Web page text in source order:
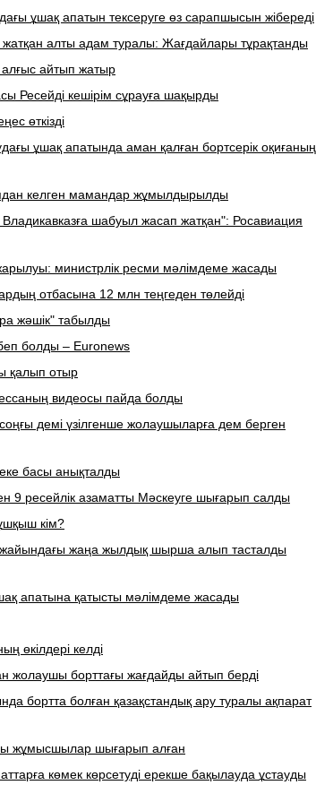
ұшақ апатын тексеруге өз сарапшысын жібереді
алты адам туралы: Жағдайлары тұрақтанды
айтып жатыр
Ресейді кешірім сұрауға шақырды
өткізді
ұшақ апатында аман қалған бортсерік оқиғаның
келген мамандар жұмылдырылды
шабуыл жасап жатқан": Росавиация
министрлік ресми мәлімдеме жасады
отбасына 12 млн теңгеден төлейді
жәшік" табылды
болды – Euronews
қалып отыр
видеосы пайда болды
демі үзілгенше жолаушыларға дем берген
басы анықталды
9 ресейлік азаматты Мәскеуге шығарып салды
кім?
жаңа жылдық шырша алып тасталды
апатына қатысты мәлімдеме жасады
өкілдері келді
борттағы жағдайды айтып берді
бортта болған қазақстандық ару туралы ақпарат
жұмысшылар шығарып алған
көмек көрсетуді ерекше бақылауда ұстауды